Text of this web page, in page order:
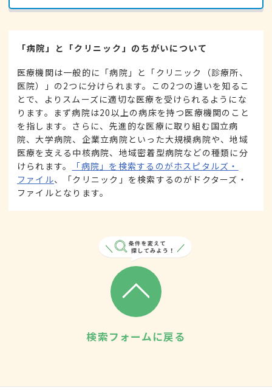
「病院」と「クリニック」のちがいについて
医療機関は一般的に「病院」と「クリニック（診療所、
医院）」の2つに分けられます。この2つの違いを知るこ
とで、よりスムーズに適切な医療を受けられるようにな
ります。まず病院は20以上の病床を持つ医療機関のこと
を指します。さらに、先進的な医療に取り組む国立病
院、大学病院、企業立病院といった大規模病院や、地域
医療を支える中核病院、地域密着型病院などの種類に分
けられます。
「病院」を検索するのがホスピタルズ・
ファイル、「クリニック」を検索するのがドクターズ・
ファイルとなります。
検索フォームに戻る